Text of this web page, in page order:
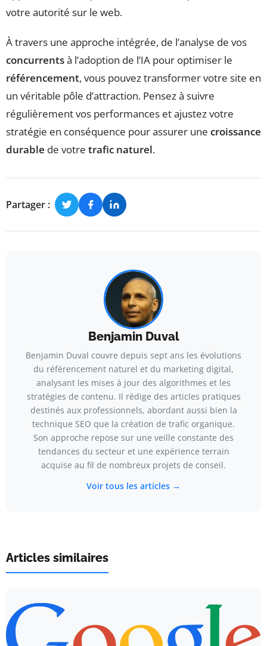
votre autorité sur le web.
À travers une approche intégrée, de l’analyse de vos
concurrentsà l’adoption de l’IA pour optimiser le
référencement, vous pouvez transformer votre site en
un véritable pôle d’attraction. Pensez à suivre
régulièrement vos performances et ajustez votre
stratégie en conséquence pour assurer une croissance
durable de votre trafic naturel.
Partager :
Benjamin Duval
Benjamin Duval couvre depuis sept ans les évolutions
du référencement naturel et du marketing digital,
analysant les mises à jour des algorithmes et les
stratégies de contenu. Il rédige des articles pratiques
destinés aux professionnels, abordant aussi bien la
technique SEO que la création de trafic organique.
Son approche repose sur une veille constante des
tendances du secteur et une expérience terrain
acquise au fil de nombreux projets de conseil.
Voir tous les articles →
Articles similaires